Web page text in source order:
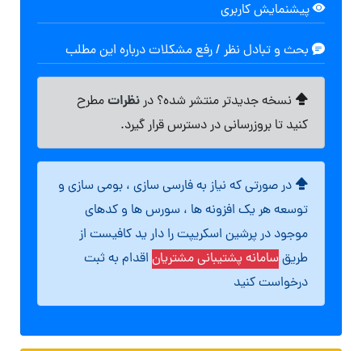
پیشنمایش کاربری
بحث و تبادل نظر / رفع مشکلات درباره این مطلب
نسخه جدیدتر منتشر شده؟ درنظراتمطرح
کنید تا بروزرسانی در دسترس قرار گیرد.
در صورتی که نیاز به فارسی سازی ، بومی سازی و
توسعه هر یک افزونه ها ، سورس ها و کدهای
موجود در پرشین اسکریپت را دار ید کافیست از
طریقسامانه پشتیبانی مشتریان اقدام به ثبت
درخواست کنید